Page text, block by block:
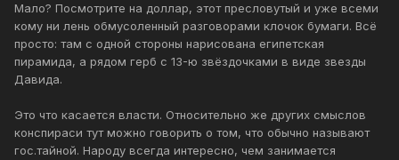
Мало? Посмотрите на доллар, этот пресловутый и уже всеми
кому ни лень обмусоленный разговорами клочок бумаги. Всё
просто: там с одной стороны нарисована египетская
пирамида, а рядом герб с 13-ю звёздочками в виде звезды
Давида.
Это что касается власти. Относительно же других смыслов
конспираси тут можно говорить о том, что обычно называют
гос.тайной. Народу всегда интересно, чем занимается